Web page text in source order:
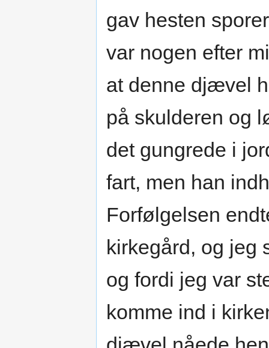
gav hesten
var nogen efter
at denne djævel
på skulderen og
det gungrede i
fart, men han
Forfølgelsen
kirkegård, og jeg
og fordi jeg var
komme ind i